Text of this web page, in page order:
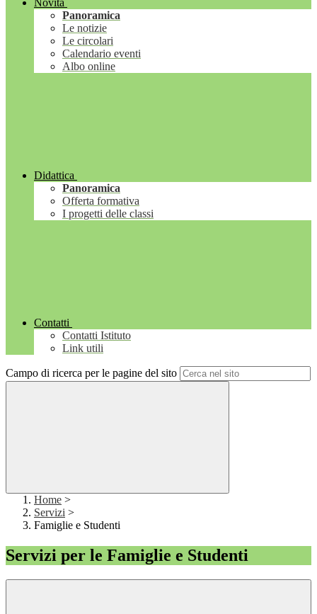
Novità
Panoramica
Le notizie
Le circolari
Calendario eventi
Albo online
Didattica
Panoramica
Offerta formativa
I progetti delle classi
Contatti
Contatti Istituto
Link utili
Campo di ricerca per le pagine del sito
Home >
Servizi >
Famiglie e Studenti
Servizi per le Famiglie e Studenti